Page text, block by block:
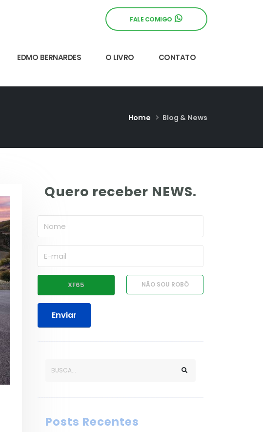
FALE COMIGO
EDMO BERNARDES O LIVRO CONTATO
Home Blog & News
Quero receber NEWS.
Enviar
Posts Recentes